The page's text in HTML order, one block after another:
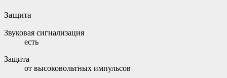
Защита
Звуковая сигнализация
есть
Защита
от высоковольтных импульсов